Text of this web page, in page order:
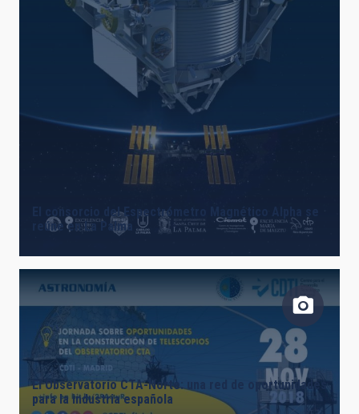
El consorcio del Espectrómetro Magnético Alpha se
reúne en La Palma
El Observatorio CTA-Norte: una red de oportunidades
para la industria española